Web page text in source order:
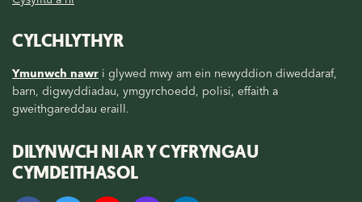
CYLCHLYTHYR
Ymunwch nawr i glywed mwy am ein newyddion diweddaraf,
barn, digwyddiadau, ymgyrchoedd, polisi, effaith a
gweithgareddau eraill.
DILYNWCH NI AR Y CYFRYNGAU
CYMDEITHASOL